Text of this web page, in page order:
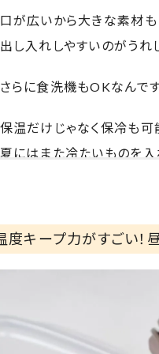
口が広いから大きな素材も
出し入れしやすいのがうれ
さらに食洗機もOKなんで
保温だけじゃなく保冷も可
夏にはまた冷たいものを
度キープ力がすごい！